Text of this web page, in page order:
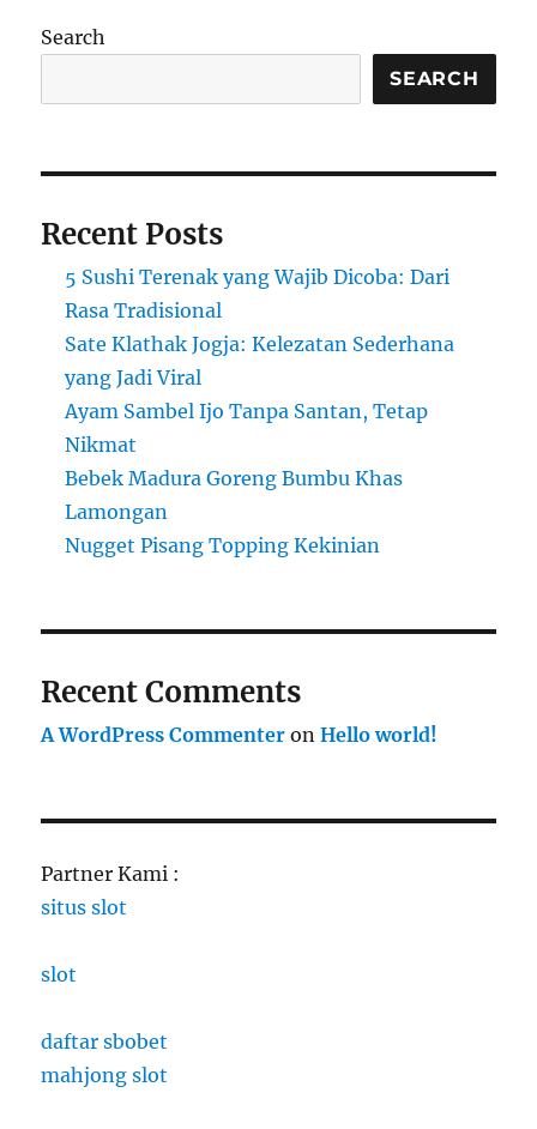
Wajib
untuk
Search
SEARCH
Recent Posts
5 Sushi Terenak yang Wajib Dicoba: Dari
Rasa Tradisional
Sate Klathak Jogja: Kelezatan Sederhana
yang Jadi Viral
Ayam Sambel Ijo Tanpa Santan, Tetap
Nikmat
Bebek Madura Goreng Bumbu Khas
Lamongan
Nugget Pisang Topping Kekinian
Recent Comments
A WordPress Commenter onHello world!
Partner Kami :
situs slot
slot
daftar sbobet
mahjong slot